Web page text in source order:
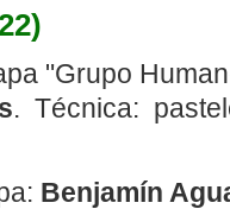
"Grupo
. Técnica:
Benjamín